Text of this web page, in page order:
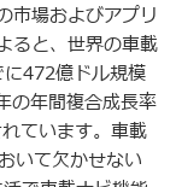
場およびアプリ
ると、世界の車載
472億ドル規模
の年間複合成長率
ています。車載
いて欠かせない